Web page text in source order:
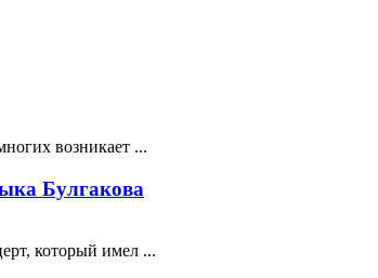
возникает ...
Булгакова
который имел ...